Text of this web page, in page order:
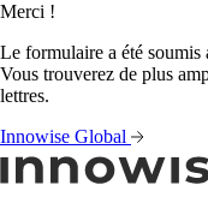
Merci !
Le formulaire a été soumis
Vous trouverez de plus
lettres.
Innowise Global